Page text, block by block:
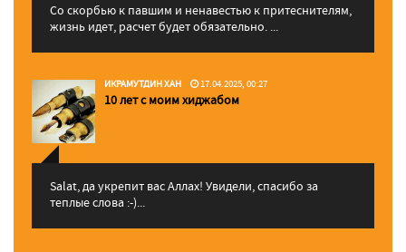
Со скорбью к павшим и ненавестью к притеснителям,
жизнь идет, расчет будет обязательно. ...
ИКРАМУТДИН ХАН 17.04.2025, 00:27
10 лет с моим хиджабом
Salat, да укрепит вас Аллаx! Увидели, спасибо за
теплые слова :-)...